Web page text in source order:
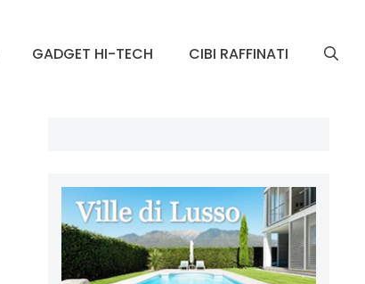
GADGET HI-TECH CIBI RAFFINATI